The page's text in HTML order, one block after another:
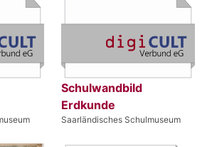
Schulwandbild
Erdkunde
Saarländisches Schulmuseum